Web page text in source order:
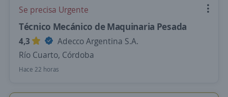
Se precisa Urgente
Técnico Mecánico de Maquinaria Pesada
4,3
Adecco Argentina S.A.
Río Cuarto, Córdoba
Hace 22 horas